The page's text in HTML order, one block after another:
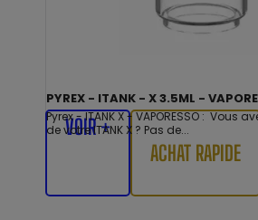
PYREX - ITANK - X 3.5ML -
Pyrex - ITANK X - VAPORESSO : Vous
de votre ITANK X ? Pas de...
VOIR +
ACHAT RAPIDE